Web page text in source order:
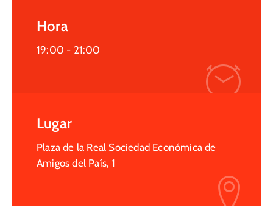
Hora
19:00 - 21:00
Lugar
Plaza de la Real Sociedad Económica de
Amigos del País, 1